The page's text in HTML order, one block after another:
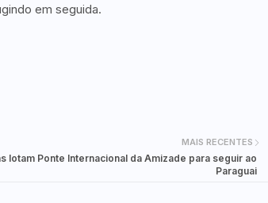
em seguida.
MAIS RECENTES
lotam Ponte Internacional da Amizade para seguir ao
Paraguai